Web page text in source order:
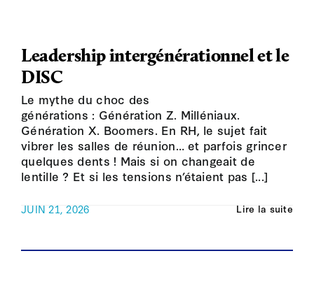
Leadership intergénérationnel et le
DISC
JUIN 21, 2026
Le mythe du choc des
générations : Génération Z. Milléniaux.
Génération X. Boomers. En RH, le sujet fait
vibrer les salles de réunion… et parfois grincer
quelques dents ! Mais si on changeait de
lentille ? Et si les tensions n’étaient pas [...]
Lire la suite